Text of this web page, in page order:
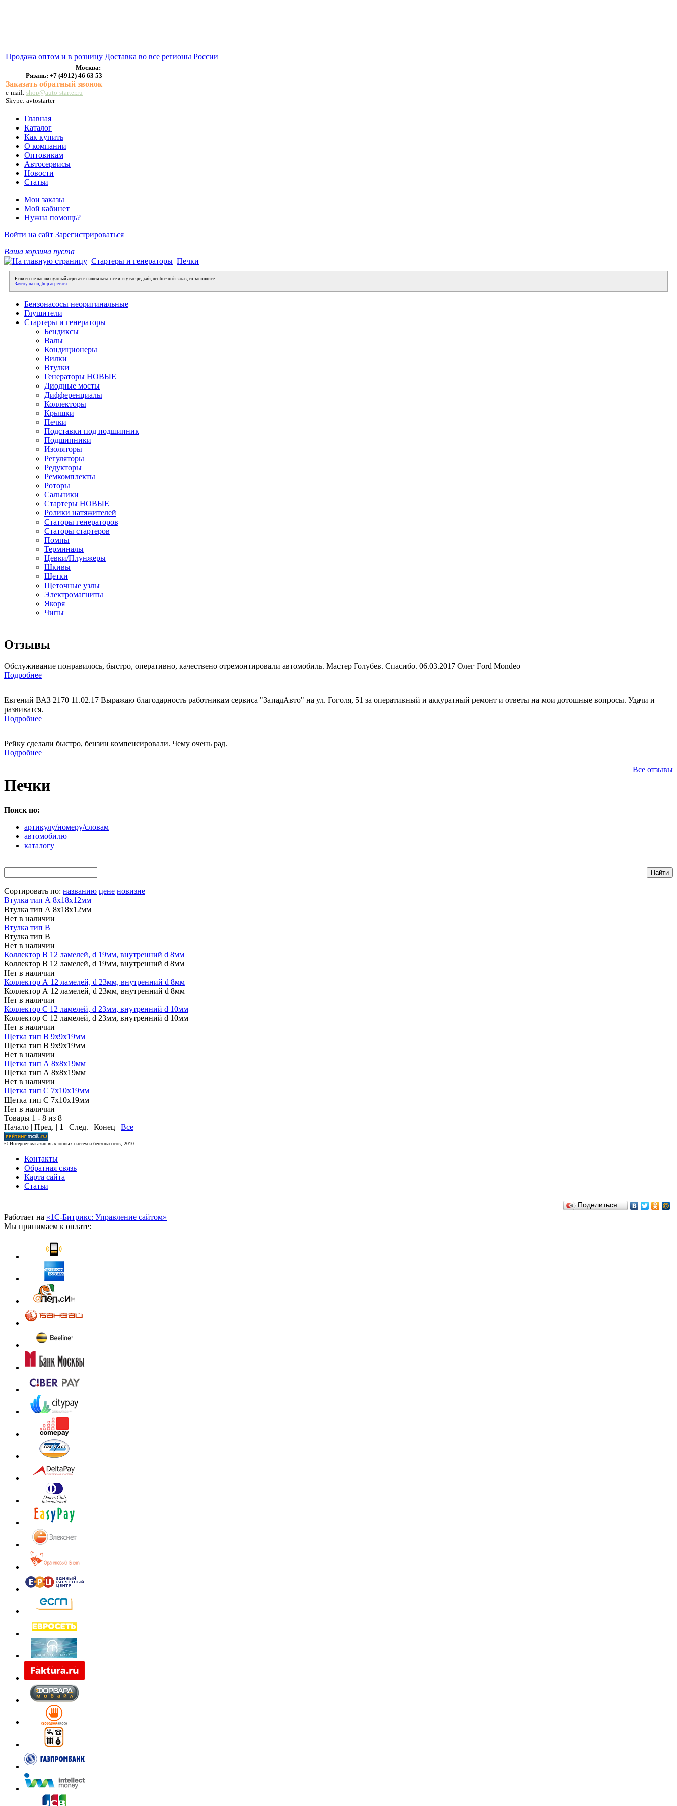
Продажа оптом и в розницу Доставка во все регионы России
Москва:
Рязань: +7 (4912) 46 63 53
Заказать обратный звонок
e-mail: shop@auto-starter.ru
Skype: avtostarter
Главная
Каталог
Как купить
О компании
Оптовикам
Автосервисы
Новости
Статьи
Мои заказы
Мой кабинет
Нужна помощь?
Войти на сайт Зарегистрироваться
Ваша корзина пуста
–Стартеры и генераторы–Печки
Если вы не нашли нужный агрегат в нашем каталоге или у вас редкий, необычный заказ, то заполните
Заявку на подбор агрегата
Бензонасосы неоригинальные
Глушители
Стартеры и генераторы
Бендиксы
Валы
Кондиционеры
Вилки
Втулки
Генераторы НОВЫЕ
Диодные мосты
Дифференциалы
Коллекторы
Крышки
Печки
Подставки под подшипник
Подшипники
Изоляторы
Регуляторы
Редукторы
Ремкомплекты
Роторы
Сальники
Стартеры НОВЫЕ
Ролики натяжителей
Статоры генераторов
Статоры стартеров
Помпы
Терминалы
Цевки/Плунжеры
Шкивы
Щетки
Щеточные узлы
Электромагниты
Якоря
Чипы
Отзывы
Обслуживание понравилось, быстро, оперативно, качествено отремонтировали автомобиль. Мастер Голубев. Спасибо. 06.03.2017 Олег Ford Mondeo
Подробнее
Евгений ВАЗ 2170 11.02.17 Выражаю благодарность работникам сервиса "ЗападАвто" на ул. Гоголя, 51 за оперативный и аккуратный ремонт и ответы на мои дотошные вопросы. Удачи и
развиватся.
Подробнее
Рейку сделали быстро, бензин компенсировали. Чему очень рад.
Подробнее
Все отзывы
Печки
Поиск по:
артикулу/номеру/словам
автомобилю
каталогу
Сортировать по: названию цене новизне
Втулка тип А 8х18х12мм
Втулка тип А 8х18х12мм
Нет в наличии
Втулка тип В
Втулка тип В
Нет в наличии
Коллектор B 12 ламелей, d 19мм, внутренний d 8мм
Коллектор B 12 ламелей, d 19мм, внутренний d 8мм
Нет в наличии
Коллектор А 12 ламелей, d 23мм, внутренний d 8мм
Коллектор А 12 ламелей, d 23мм, внутренний d 8мм
Нет в наличии
Коллектор С 12 ламелей, d 23мм, внутренний d 10мм
Коллектор С 12 ламелей, d 23мм, внутренний d 10мм
Нет в наличии
Щеткa тип В 9х9х19мм
Щеткa тип В 9х9х19мм
Нет в наличии
Щетка тип А 8х8х19мм
Щетка тип А 8х8х19мм
Нет в наличии
Щетка тип С 7х10х19мм
Щетка тип С 7х10х19мм
Нет в наличии
Товары 1 - 8 из 8
Начало | Пред. | 1 | След. | Конец | Все
© Интернет-магазин выхлопных систем и бензонасосов, 2010
Контакты
Обратная связь
Карта сайта
Статьи
Поделиться…
Работает на «1С-Битрикс: Управление сайтом»
Мы принимаем к оплате: